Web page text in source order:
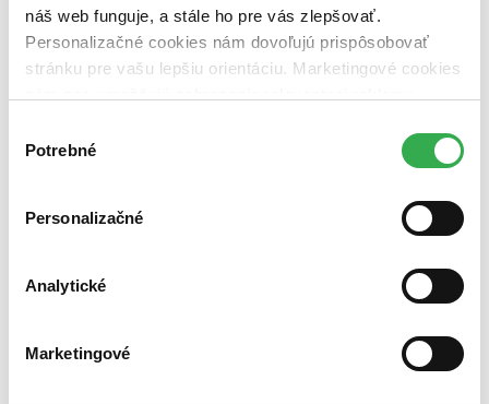
náš web funguje, a stále ho pre vás zlepšovať.
Personalizačné cookies nám dovoľujú prispôsobovať
stránku pre vašu lepšiu orientáciu. Marketingové cookies
nám pomohlo, keby sme mohli používať všetky tieto
súhlasu
Potrebné
Personalizačné
Analytické
Marketingové
čítaná - mierne opotrebovaná (0 titulov)čítaná - mierne
opotrebovaná
čítané verzie vypredaných kníh (0 titulov)čítané verzie
vypredaných kníh
Zoradiť
Top hodnotené
Novinky
Najvyššia zľava